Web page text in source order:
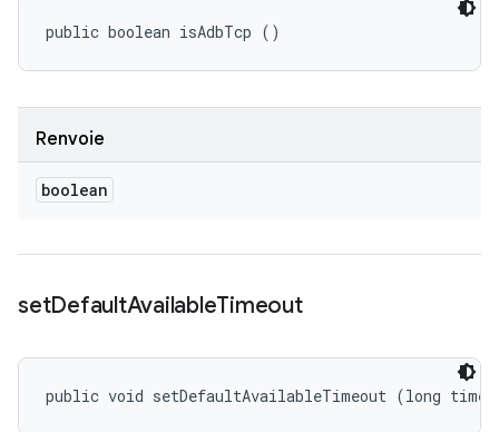
public boolean isAdbTcp ()
Renvoie
boolean
setDefaultAvailableTimeout
public void setDefaultAvailableTimeout (long